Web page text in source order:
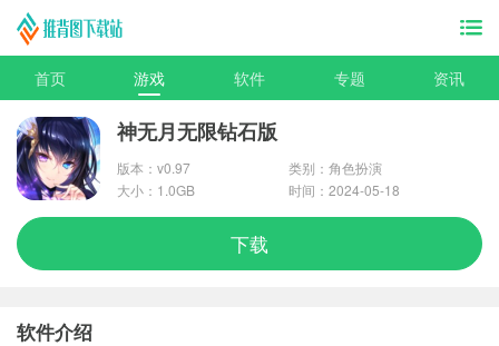
首页 游戏 软件 专题 资讯
神无月无限钻石版
版本：v0.97
类别：角色扮演
大小：1.0GB
时间：2024-05-18
下载
软件介绍